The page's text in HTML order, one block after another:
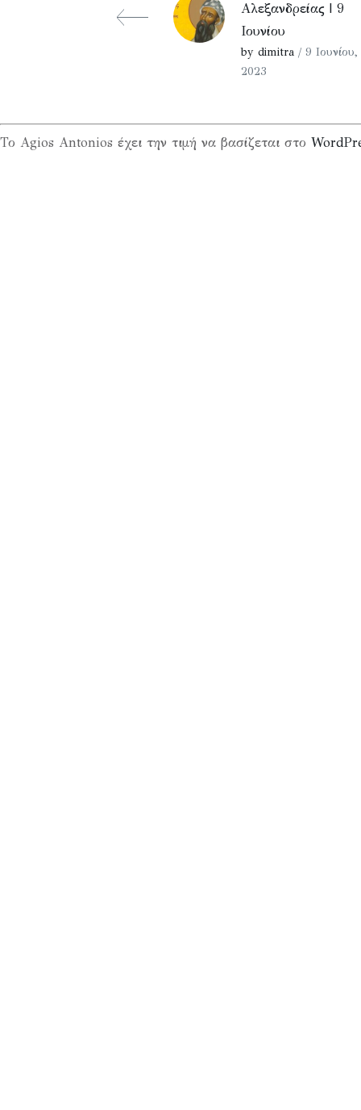
Αλεξανδρείας | 9
Ιουνίου
by dimitra / 9 Ιουνίου,
2023
Το Agios Antonios έχει την τιμή να βασίζεται στο